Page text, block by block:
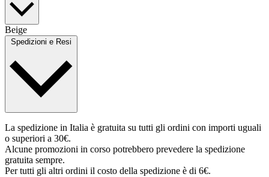
Beige
Spedizioni e Resi
La spedizione in Italia è gratuita su tutti gli ordini con importi uguali
o superiori a 30€.
Alcune promozioni in corso potrebbero prevedere la spedizione
gratuita sempre.
Per tutti gli altri ordini il costo della spedizione è di 6€.